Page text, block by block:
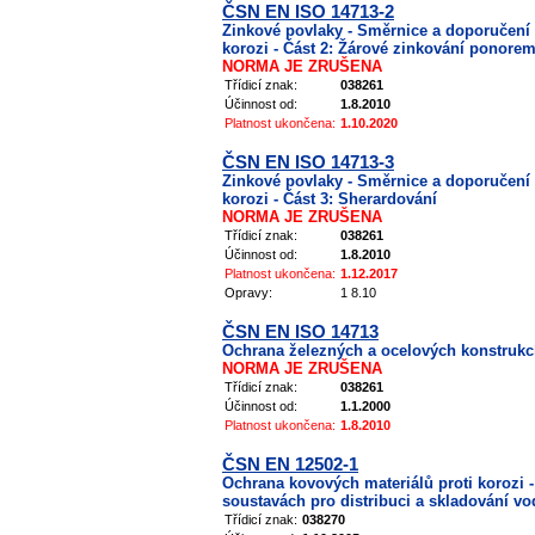
ČSN EN ISO 14713-2
Zinkové povlaky - Směrnice a
korozi - Část 2: Žárové zinkování ponorem
NORMA JE ZRUŠENA
Třídicí znak:
038261
Účinnost od:
1.8.2010
Platnost ukončena: 1.10.2020
ČSN EN ISO 14713-3
Zinkové povlaky - Směrnice a
korozi - Část 3: Sherardování
NORMA JE ZRUŠENA
Třídicí znak:
038261
Účinnost od:
1.8.2010
Platnost ukončena: 1.12.2017
Opravy:
1 8.10
ČSN EN ISO 14713
Ochrana železných a ocelových
NORMA JE ZRUŠENA
Třídicí znak:
038261
Účinnost od:
1.1.2000
Platnost ukončena: 1.8.2010
ČSN EN 12502-1
Ochrana kovových materiálů proti korozi
soustavách pro distribuci a skladování
Třídicí znak: 038270